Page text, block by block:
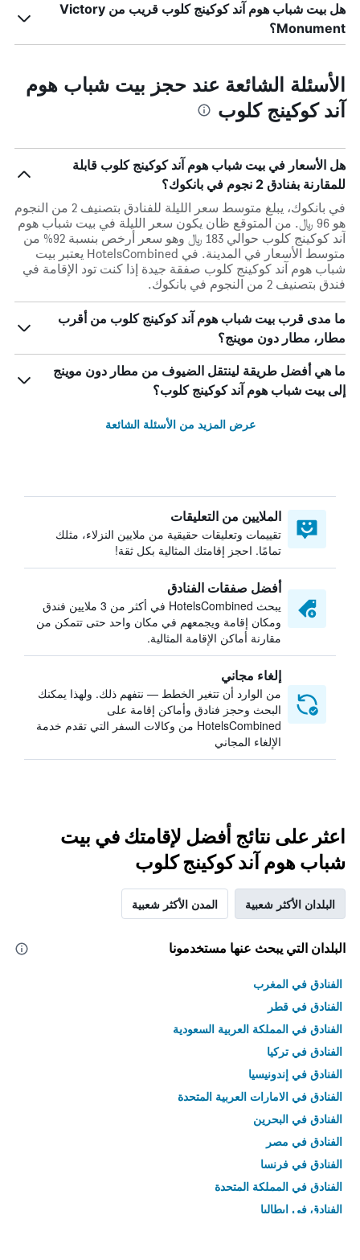
هل بيت شباب هوم آند كوكينج كلوب قريب من Victory
Monument؟
الأسئلة الشائعة عند حجز بيت شباب هوم
آند كوكينج كلوب
هل الأسعار في بيت شباب هوم آند كوكينج كلوب قابلة
للمقارنة بفنادق 2 نجوم في بانكوك؟
في بانكوك، يبلغ متوسط ​​سعر الليلة للفنادق بتصنيف 2 من النجوم
هو 96 ﷼. من المتوقع ظان يكون سعر الليلة في بيت شباب هوم
آند كوكينج كلوب حوالي 183 ﷼ وهو سعر أرخص بنسبة 92% من
متوسط الأسعار في المدينة. في HotelsCombined يعتبر بيت
شباب هوم آند كوكينج كلوب صفقة جيدة إذا كنت تود الإقامة في
فندق بتصنيف 2 من النجوم في بانكوك.
ما مدى قرب بيت شباب هوم آند كوكينج كلوب من أقرب
مطار، مطار دون موينج؟
ما هي أفضل طريقة لينتقل الضيوف من مطار دون موينج
إلى بيت شباب هوم آند كوكينج كلوب؟
عرض المزيد من الأسئلة الشائعة
الملايين من التعليقات
تقييمات وتعليقات حقيقية من ملايين النزلاء، مثلك
تمامًا. احجز إقامتك المثالية بكل ثقة!
أفضل صفقات الفنادق
يبحث HotelsCombined في أكثر من 3 ملايين فندق
ومكان إقامة ويجمعهم في مكان واحد حتى تتمكن من
مقارنة أماكن الإقامة المثالية.
إلغاء مجاني
من الوارد أن تتغير الخطط — نتفهم ذلك. ولهذا يمكنك
البحث وحجز فنادق وأماكن إقامة على
HotelsCombined من وكالات السفر التي تقدم خدمة
الإلغاء المجاني
اعثر على نتائج أفضل لإقامتك في بيت
شباب هوم آند كوكينج كلوب
البلدان الأكثر شعبية المدن الأكثر شعبية
البلدان التي يبحث عنها مستخدمونا
الفنادق في المغرب
الفنادق في قطر
الفنادق في المملكة العربية السعودية
الفنادق في تركيا
الفنادق في إندونيسيا
الفنادق في الامارات العربية المتحدة
الفنادق في البحرين
الفنادق في مصر
الفنادق في فرنسا
الفنادق في المملكة المتحدة
الفنادق في إيطاليا